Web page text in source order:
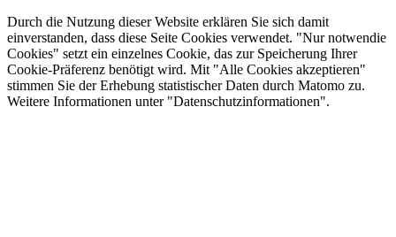
Durch die Nutzung dieser Website erklären Sie sich damit
einverstanden, dass diese Seite Cookies verwendet. "Nur notwendie
Cookies" setzt ein einzelnes Cookie, das zur Speicherung Ihrer
Cookie-Präferenz benötigt wird. Mit "Alle Cookies akzeptieren"
stimmen Sie der Erhebung statistischer Daten durch Matomo zu.
Weitere Informationen unter "Datenschutzinformationen".